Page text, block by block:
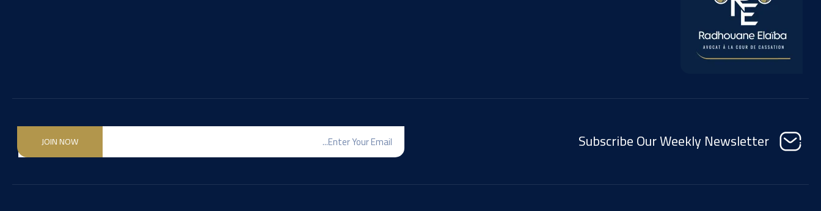
Subscribe Our Weekly Newsletter
JOIN NOW